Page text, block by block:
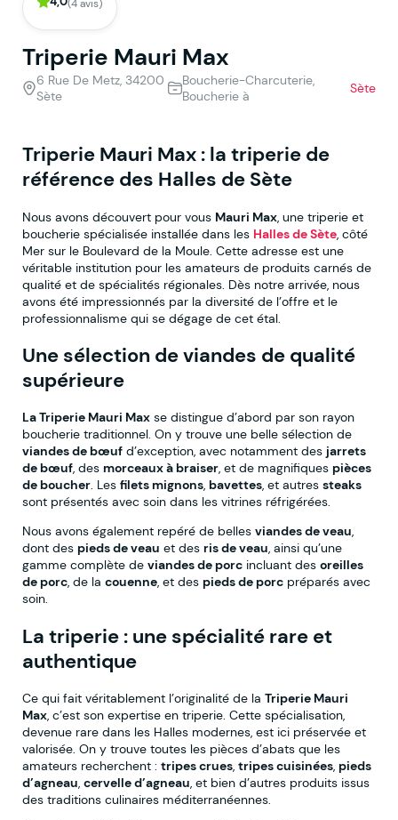
(4 avis)
Triperie Mauri Max
6 Rue De Metz, 34200
Sète
Boucherie-Charcuterie,
Boucherie à
Sète
Triperie Mauri Max : la triperie de
référence des Halles de Sète
Nous avons découvert pour vous Mauri Max , une triperie et
boucherie spécialisée installée dans les Halles de Sète , côté
Mer sur le Boulevard de la Moule. Cette adresse est une
véritable institution pour les amateurs de produits carnés de
qualité et de spécialités régionales. Dès notre arrivée, nous
avons été impressionnés par la diversité de l’offre et le
professionnalisme qui se dégage de cet étal.
Une sélection de viandes de qualité
supérieure
La Triperie Mauri Max se distingue d’abord par son rayon
boucherie traditionnel. On y trouve une belle sélection de
viandes de bœuf d’exception, avec notamment des jarrets
de bœuf, des morceaux à braiser, et de magnifiques pièces
de boucher. Les filets mignons, bavettes, et autres steaks
sont présentés avec soin dans les vitrines réfrigérées.
Nous avons également repéré de belles viandes de veau,
dont des pieds de veau et des ris de veau, ainsi qu’une
gamme complète de viandes de porc incluant des oreilles
de porc, de la couenne, et des pieds de porc préparés avec
soin.
La triperie : une spécialité rare et
authentique
Ce qui fait véritablement l’originalité de la Triperie Mauri
Max, c’est son expertise en triperie. Cette spécialisation,
devenue rare dans les Halles modernes, est ici préservée et
valorisée. On y trouve toutes les pièces d’abats que les
amateurs recherchent : tripes crues, tripes cuisinées, pieds
d’agneau, cervelle d’agneau, et bien d’autres produits issus
des traditions culinaires méditerranéennes.